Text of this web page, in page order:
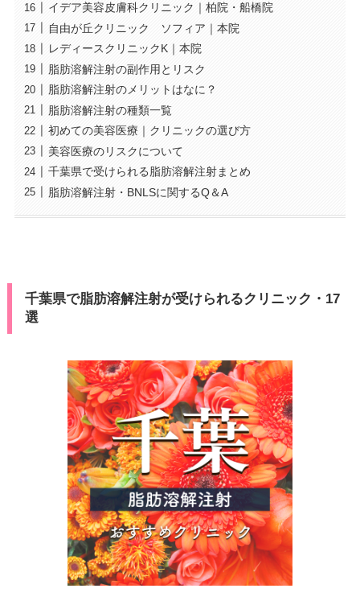
イデア美容皮膚科クリニック｜柏院・船橋院
自由が丘クリニック ソフィア｜本院
レディースクリニックK｜本院
脂肪溶解注射の副作用とリスク
脂肪溶解注射のメリットはなに？
脂肪溶解注射の種類一覧
初めての美容医療｜クリニックの選び方
美容医療のリスクについて
千葉県で受けられる脂肪溶解注射まとめ
脂肪溶解注射・BNLSに関するQ＆A
千葉県で脂肪溶解注射が受けられるクリニック・17
選